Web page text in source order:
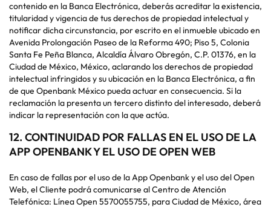
contenido en la Banca Electrónica, deberás acreditar la existencia,
titularidad y vigencia de tus derechos de propiedad intelectual y
notificar dicha circunstancia, por escrito en el inmueble ubicado en
Avenida Prolongación Paseo de la Reforma 490; Piso 5, Colonia
Santa Fe Peña Blanca, Alcaldía Álvaro Obregón, C.P. 01376, en la
Ciudad de México, México, aclarando los derechos de propiedad
intelectual infringidos y su ubicación en la Banca Electrónica, a fin
de que Openbank México pueda actuar en consecuencia. Si la
reclamación la presenta un tercero distinto del interesado, deberá
indicar la representación con la que actúa.
12. CONTINUIDAD POR FALLAS EN EL USO DE LA
APP OPENBANK Y EL USO DE OPEN WEB
En caso de fallas por el uso de la App Openbank y el uso del Open
Web, el Cliente podrá comunicarse al Centro de Atención
Telefónica: Línea Open 5570055755, para Ciudad de México, área